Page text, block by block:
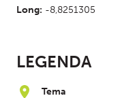
Long: -8,8251305
LEGENDA
Tema